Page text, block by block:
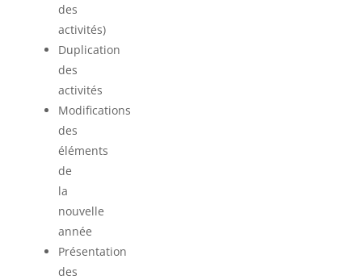
des
activités)
Duplication
des
activités
Modifications
des
éléments
de
la
nouvelle
année
Présentation
des